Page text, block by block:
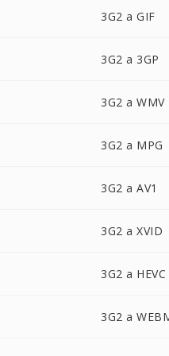
3G2 a GIF
3G2 a 3GP
3G2 a WMV
3G2 a MPG
3G2 a AV1
3G2 a XVID
3G2 a HEVC
3G2 a